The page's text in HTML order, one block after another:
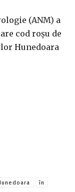
(ANM) a
cod roşu de
Hunedoara
în